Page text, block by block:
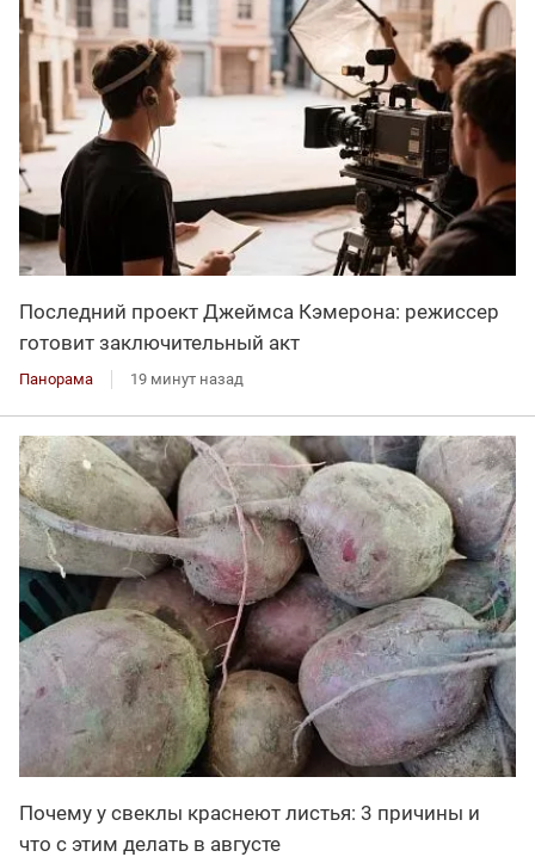
Последний проект Джеймса Кэмерона: режиссер
готовит заключительный акт
Панорама 19 минут назад
Почему у свеклы краснеют листья: 3 причины и
что с этим делать в августе